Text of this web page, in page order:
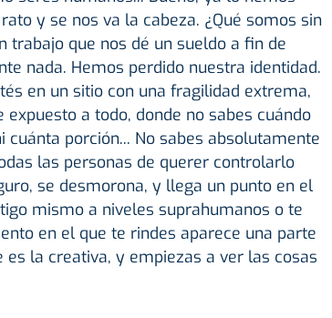
y se nos va la cabeza. ¿Qué somos sin
trabajo que nos dé un sueldo a fin de
nada. Hemos perdido nuestra identidad.
en un sitio con una fragilidad extrema,
a todo, donde no sabes cuándo
porción... No sabes absolutamente
las personas de querer controlarlo
se desmorona, y llega un punto en el
mismo a niveles suprahumanos o te
en el que te rindes aparece una parte
la creativa, y empiezas a ver las cosas